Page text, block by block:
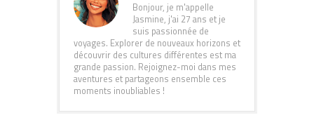
Bonjour, je m'appelle
Jasmine, j'ai 27 ans et je
suis passionnée de
voyages. Explorer de nouveaux horizons et
découvrir des cultures différentes est ma
grande passion. Rejoignez-moi dans mes
aventures et partageons ensemble ces
moments inoubliables !